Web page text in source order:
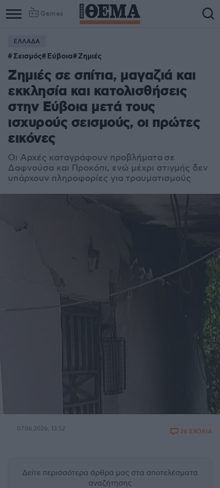
Games
ΕΛΛΑΔΑ
Σεισμός Εύβοια Ζημιές
Ζημιές σε σπίτια, μαγαζιά και
εκκλησία και κατολισθήσεις
στην Εύβοια μετά τους
ισχυρούς σεισμούς, οι πρώτες
εικόνες
Οι Αρχές καταγράφουν προβλήματα σε
Δαφνούσα και Προκόπι, ενώ μέχρι στιγμής δεν
υπάρχουν πληροφορίες για τραυματισμούς
07.06.2026, 13:52 26 ΣΧΟΛΙΑ
Δείτε περισσότερα άρθρα μας στα αποτελέσματα
αναζήτησης